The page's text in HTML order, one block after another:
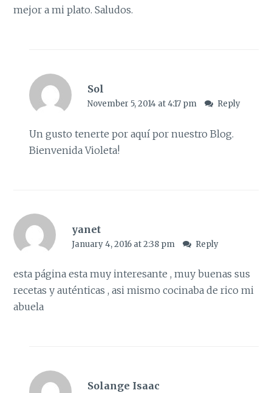
mejor a mi plato. Saludos.
Sol
November 5, 2014 at 4:17 pm Reply
Un gusto tenerte por aquí por nuestro Blog.
Bienvenida Violeta!
yanet
January 4, 2016 at 2:38 pm Reply
esta página esta muy interesante , muy buenas sus
recetas y auténticas , asi mismo cocinaba de rico mi
abuela
Solange Isaac